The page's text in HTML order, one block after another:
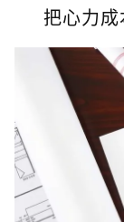
把心力成